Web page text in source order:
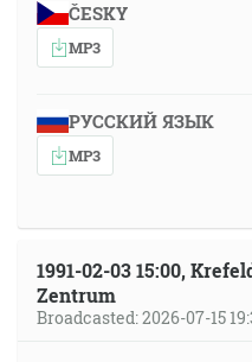
ČESKY
MP3
РУССКИЙ ЯЗЫК
MP3
1991-02-03 15:00,
Zentrum
Broadcasted: 2026-07-15